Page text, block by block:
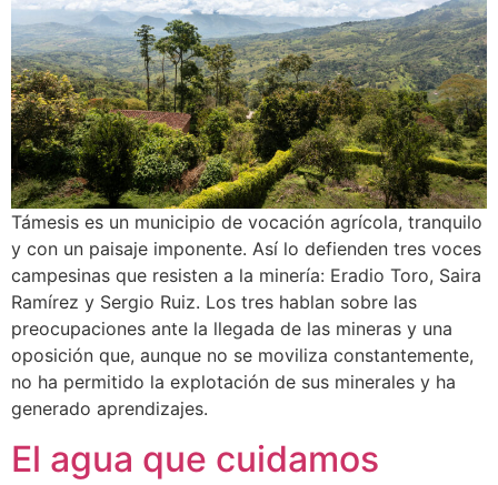
Támesis es un municipio de vocación agrícola, tranquilo
y con un paisaje imponente. Así lo defienden tres voces
campesinas que resisten a la minería: Eradio Toro, Saira
Ramírez y Sergio Ruiz. Los tres hablan sobre las
preocupaciones ante la llegada de las mineras y una
oposición que, aunque no se moviliza constantemente,
no ha permitido la explotación de sus minerales y ha
generado aprendizajes.
El agua que cuidamos